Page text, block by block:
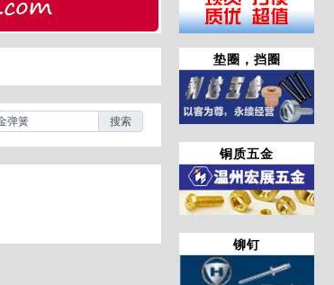
垫圈，挡圈
铜质五金
铆钉
搜索